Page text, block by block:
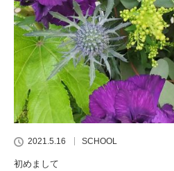
2021.5.16 SCHOOL
初めまして